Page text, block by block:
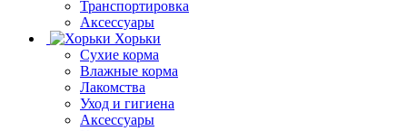
Транспортировка
Аксессуары
Хорьки
Сухие корма
Влажные корма
Лакомства
Уход и гигиена
Аксессуары